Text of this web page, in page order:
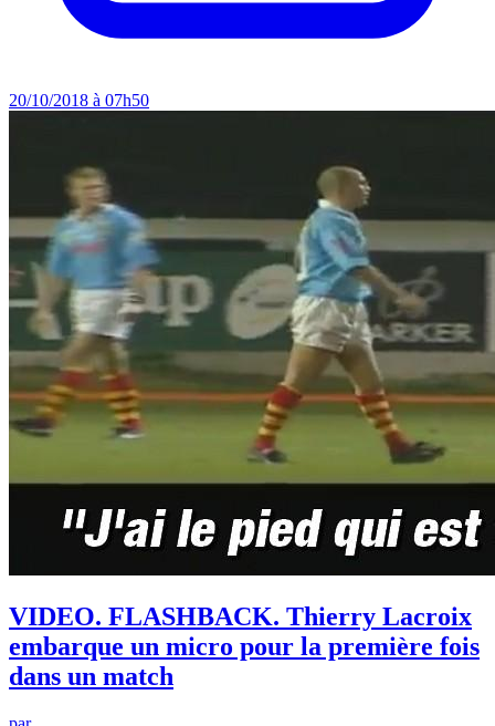
20/10/2018 à 07h50
VIDEO. FLASHBACK. Thierry Lacroix
embarque un micro pour la première fois
dans un match